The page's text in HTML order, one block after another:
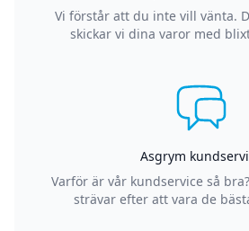
Vi förstår att du inte vill vänta.
skickar vi dina varor med
Asgrym
Varför är vår kundservice så
strävar efter att vara de